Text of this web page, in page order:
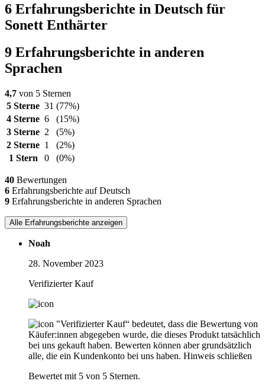
6 Erfahrungsberichte in Deutsch für
Sonett Enthärter
9 Erfahrungsberichte in anderen
Sprachen
4,7 von 5 Sternen
5 Sterne 31 (77%)
4 Sterne 6
(15%)
3 Sterne 2
(5%)
2 Sterne 1
(2%)
1 Stern
0 (0%)
40 Bewertungen
6 Erfahrungsberichte auf Deutsch
9 Erfahrungsberichte in anderen Sprachen
Alle Erfahrungsberichte anzeigen
Noah
28. November 2023
Verifizierter Kauf
"Verifizierter Kauf“ bedeutet, dass die Bewertung von
Käufer:innen abgegeben wurde, die dieses Produkt tatsächlich
bei uns gekauft haben. Bewerten können aber grundsätzlich
alle, die ein Kundenkonto bei uns haben. Hinweis schließen
Bewertet mit 5 von 5 Sternen.